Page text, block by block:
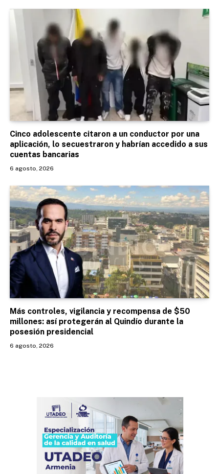
Cinco adolescente citaron a un conductor por una
aplicación, lo secuestraron y habrían accedido a sus
cuentas bancarias
6 agosto, 2026
Más controles, vigilancia y recompensa de $50
millones: así protegerán al Quindío durante la
posesión presidencial
6 agosto, 2026